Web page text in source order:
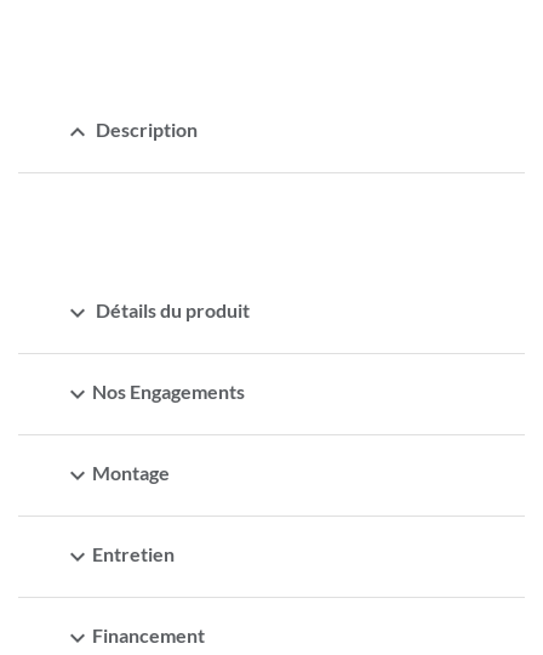
expand_less Description
expand_more Détails du produit
expand_more Nos Engagements
expand_more Montage
expand_more Entretien
expand_more Financement